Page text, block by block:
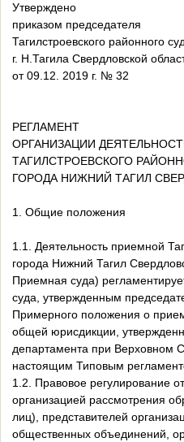
Утверждено
приказом председателя
Тагилстроевского районного
г. Н.Тагила Свердловской
от 09.12. 2019 г. № 32
РЕГЛАМЕНТ
ОРГАНИЗАЦИИ
ТАГИЛСТРОЕВСКОГО
ГОРОДА НИЖНИЙ ТАГИЛ
1. Общие положения
1.1. Деятельность приемной
города Нижний Тагил
Приемная суда)
суда, утвержденным
Примерного положения о
общей юрисдикции,
департамента при Верховном
настоящим Типовым
1.2. Правовое регулирование
организацией рассмотрения
лиц), представителей
общественных объединений,